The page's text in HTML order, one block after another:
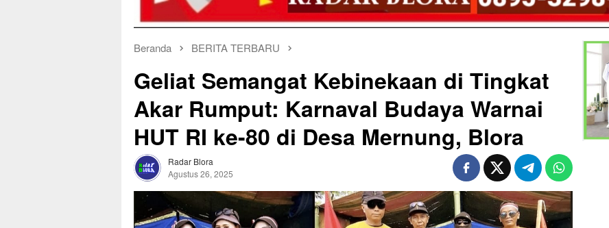
Beranda BERITA TERBARU
Geliat Semangat Kebinekaan di Tingkat
Akar Rumput: Karnaval Budaya Warnai
HUT RI ke-80 di Desa Mernung, Blora
Radar Blora
Agustus 26, 2025